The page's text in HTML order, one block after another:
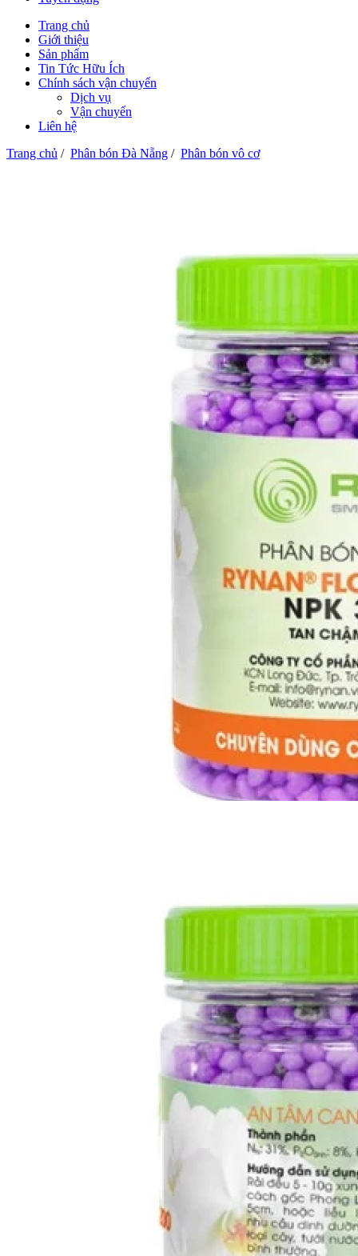
Trang chủ
Giới thiệu
Sản phẩm
Tin Tức Hữu Ích
Chính sách vận chuyển
Dịch vụ
Vận chuyển
Liên hệ
Trang chủ / Phân bón Đà Nẵng / Phân bón vô cơ